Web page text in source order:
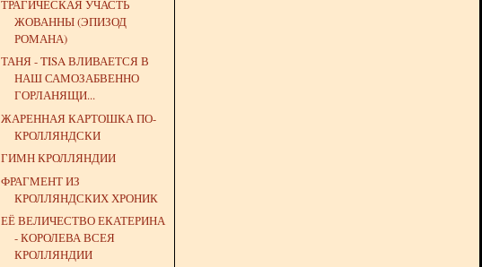
ТРАГИЧЕСКАЯ УЧАСТЬ
ЖОВАННЫ (ЭПИЗОД
РОМАНА)
ТАНЯ - TISA ВЛИВАЕТСЯ В
НАШ САМОЗАБВЕННО
ГОРЛАНЯЩИ...
ЖАРЕННАЯ КАРТОШКА ПО-
КРОЛЛЯНДСКИ
ГИМН КРОЛЛЯНДИИ
ФРАГМЕНТ ИЗ
КРОЛЛЯНДСКИХ ХРОНИК
ЕЁ ВЕЛИЧЕСТВО ЕКАТЕРИНА
- КОРОЛЕВА ВСЕЯ
КРОЛЛЯНДИИ